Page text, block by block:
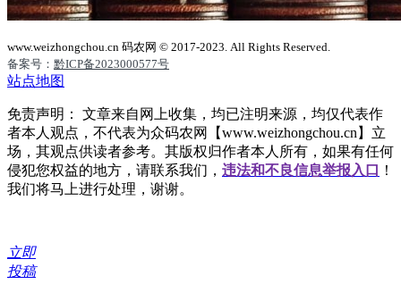
www.weizhongchou.cn 码农网 © 2017-2023. All Rights Reserved.
备案号： 黔ICP备2023000577号
站点地图
免责声明： 文章来自网上收集，均已注明来源，均仅代表作
者本人观点，不代表为众码农网【www.weizhongchou.cn】立
场，其观点供读者参考。其版权归作者本人所有，如果有任何
侵犯您权益的地方，请联系我们， 违法和不良信息举报入口
！
我们将马上进行处理，谢谢。
立即
投稿